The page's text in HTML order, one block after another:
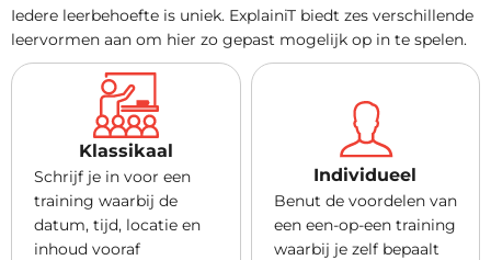
Iedere leerbehoefte is uniek. ExplainiT biedt zes verschillende
leervormen aan om hier zo gepast mogelijk op in te spelen.
Klassikaal
Schrijf je in voor een
training waarbij de
datum, tijd, locatie en
inhoud vooraf
Individueel
Benut de voordelen van
een een-op-een training
waarbij je zelf bepaalt